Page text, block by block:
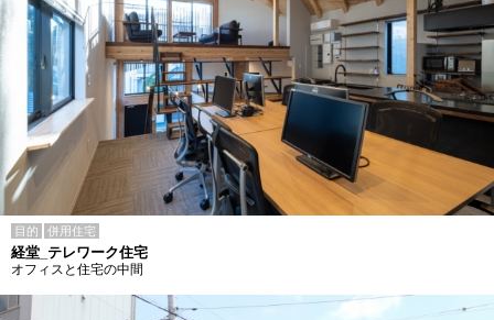
目的 併用住宅
経堂_テレワーク住宅
オフィスと住宅の中間